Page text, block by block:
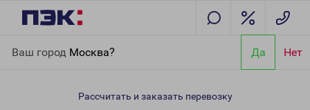
Ваш город Москва? Да Нет
Бурятия
Рассчитать и заказать перевозку